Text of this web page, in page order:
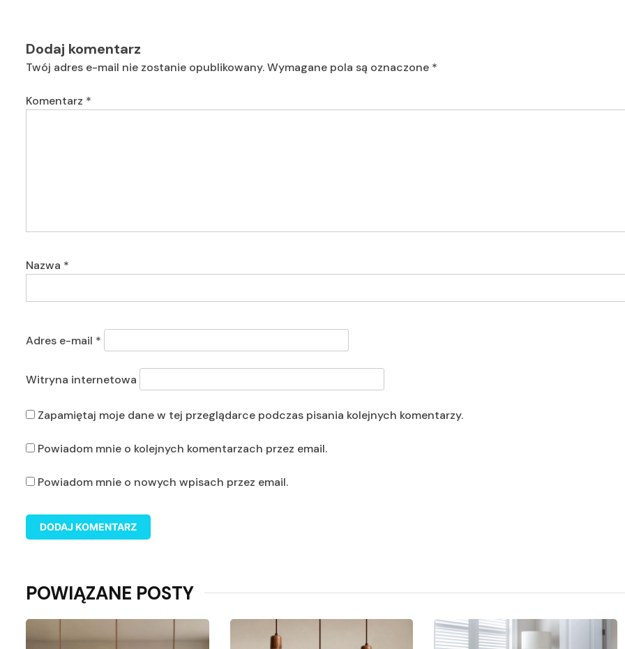
Dodaj komentarz
Twój adres e-mail nie zostanie opublikowany.Wymagane pola są oznaczone *
Komentarz *
Nazwa *
Adres e-mail *
Witryna internetowa
Zapamiętaj moje dane w tej przeglądarce podczas pisania kolejnych komentarzy.
Powiadom mnie o kolejnych komentarzach przez email.
Powiadom mnie o nowych wpisach przez email.
POWIĄZANE POSTY